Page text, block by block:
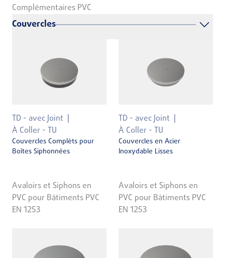
Complémentaires PVC
Couvercles
TD - avec Joint
À Coller - TU
Couvercles Complèts pour
Boîtes Siphonnées
Avaloirs et Siphons en
PVC pour Bâtiments PVC
EN 1253
TD - avec Joint
À Coller - TU
Couvercles en Acier
Inoxydable Lisses
Avaloirs et Siphons en
PVC pour Bâtiments PVC
EN 1253